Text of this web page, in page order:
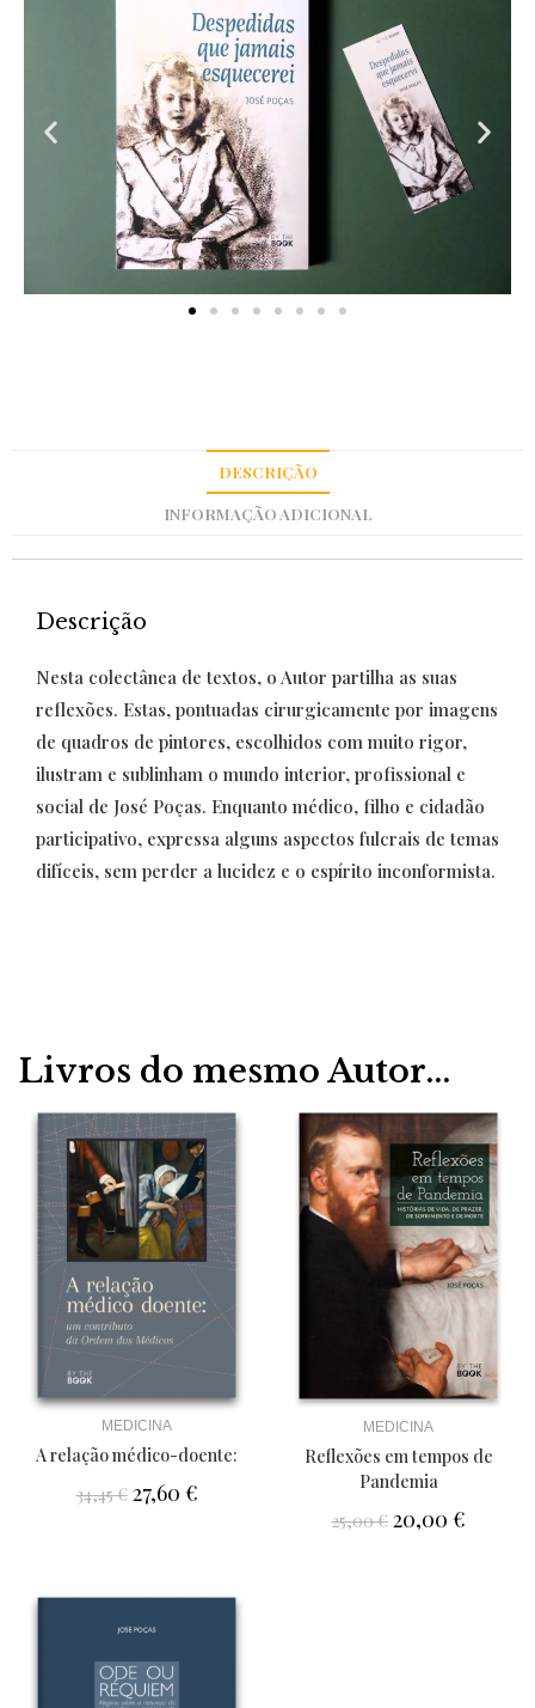
DESCRIÇÃO
INFORMAÇÃO ADICIONAL
Descrição
Nesta colectânea de textos, o Autor partilha as suas
reflexões. Estas, pontuadas cirurgicamente por imagens
de quadros de pintores, escolhidos com muito rigor,
ilustram e sublinham o mundo interior, profissional e
social de José Poças. Enquanto médico, filho e cidadão
participativo, expressa alguns aspectos fulcrais de temas
difíceis, sem perder a lucidez e o espírito inconformista.
Livros do mesmo Autor...
MEDICINA
A relação médico-doente:
34,45€ 27,60 €
MEDICINA
Reflexões em tempos de
Pandemia
25,00€ 20,00 €